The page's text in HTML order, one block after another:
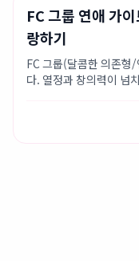
FC 그룹 연애 가
랑하기
FC 그룹(달콤한 의존형
다. 열정과 창의력이 넘